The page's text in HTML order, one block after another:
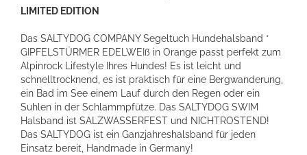
LIMITED EDITION
Das SALTYDOG COMPANY Segeltuch Hundehalsband *
GIPFELSTÜRMER EDELWEIß in Orange passt perfekt zum
Alpinrock Lifestyle Ihres Hundes! Es ist leicht und
schnelltrocknend, es ist praktisch für eine Bergwanderung,
ein Bad im See einem Lauf durch den Regen oder ein
Suhlen in der Schlammpfütze. Das SALTYDOG SWIM
Halsband ist SALZWASSERFEST und NICHTROSTEND!
Das SALTYDOG ist ein Ganzjahreshalsband für jeden
Einsatz bereit, Handmade in Germany!